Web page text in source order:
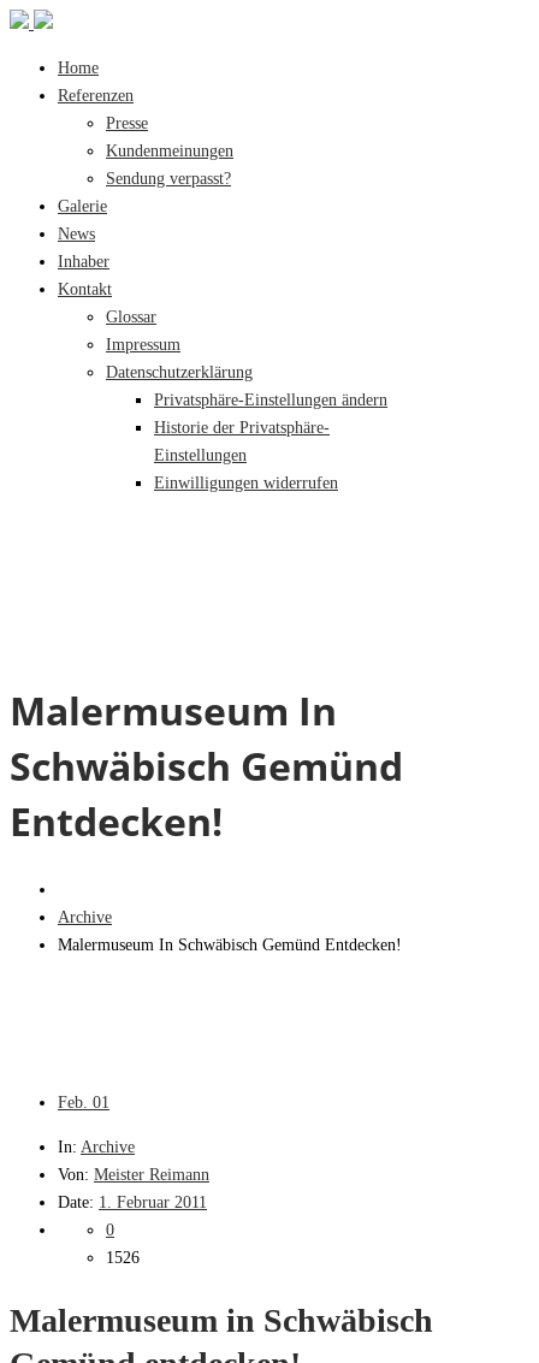
Home
Referenzen
Presse
Kundenmeinungen
Sendung verpasst?
Galerie
News
Inhaber
Kontakt
Glossar
Impressum
Datenschutzerklärung
Privatsphäre-Einstellungen ändern
Historie der Privatsphäre-
Einstellungen
Einwilligungen widerrufen
Malermuseum In
Schwäbisch Gemünd
Entdecken!
Archive
Malermuseum In Schwäbisch Gemünd Entdecken!
Feb. 01
In: Archive
Von: Meister Reimann
Date: 1. Februar 2011
0
1526
Malermuseum in Schwäbisch